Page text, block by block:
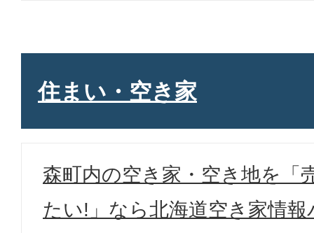
住まい・空き家
森町内の空き家・空き地を「
たい!」なら北海道空き家情